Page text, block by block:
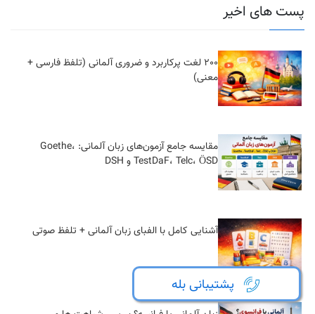
پست های اخیر
200 لغت پرکاربرد و ضروری آلمانی (تلفظ فارسی +
معنی)
مقایسه جامع آزمون‌های زبان آلمانی: Goethe،
TestDaF، Telc، ÖSD و DSH
آشنایی کامل با الفبای زبان آلمانی + تلفظ صوتی
پشتیبانی بله